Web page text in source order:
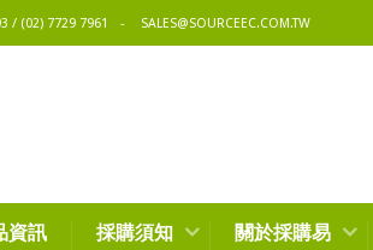
/ (02) 7729 7961 SALES@SOURCEEC.COM.TW
資訊 採購須知 關於採購易